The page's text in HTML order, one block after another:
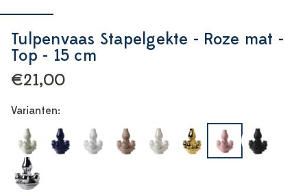
Tulpenvaas Stapelgekte - Roze mat -
Top - 15 cm
€21,00
Varianten: